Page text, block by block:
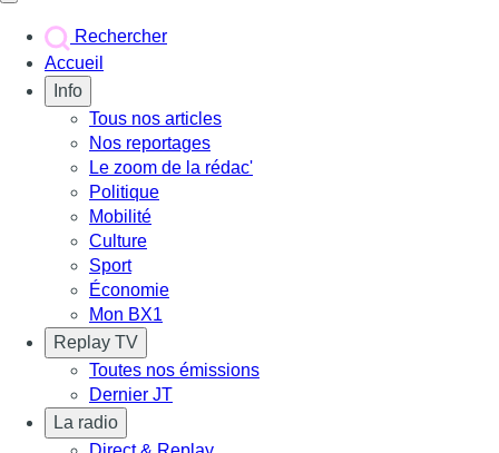
Rechercher
Accueil
Info
Tous nos articles
Nos reportages
Le zoom de la rédac'
Politique
Mobilité
Culture
Sport
Économie
Mon BX1
Replay TV
Toutes nos émissions
Dernier JT
La radio